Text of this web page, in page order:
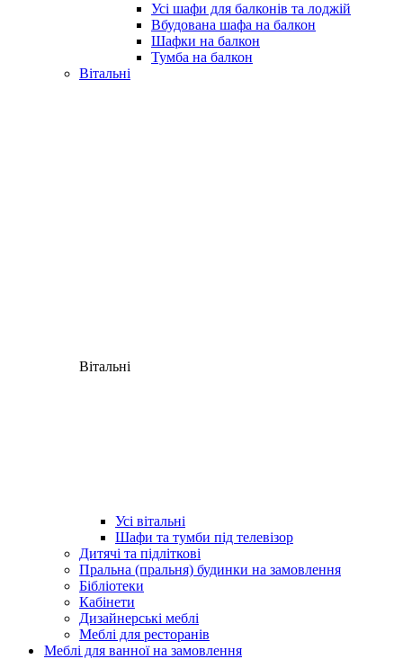
Усі шафи для балконів та лоджій
Вбудована шафа на балкон
Шафки на балкон
Тумба на балкон
Вітальні
Вітальні
Усі вітальні
Шафи та тумби під телевізор
Дитячі та підліткові
Пральна (пральня) будинки на замовлення
Бібліотеки
Кабінети
Дизайнерські меблі
Меблі для ресторанів
Меблі для ванної на замовлення